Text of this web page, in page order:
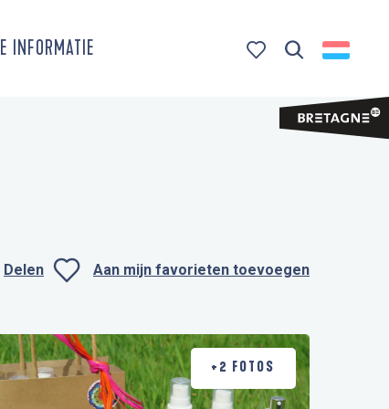
INFORMATIE
Delen Aan mijn favorieten toevoegen
+2 FOTOS